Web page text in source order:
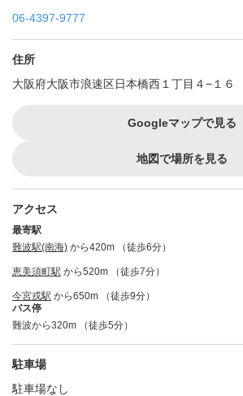
06-4397-9777
住所
大阪府大阪市浪速区日本橋西１丁目４−１６
Googleマップで見る
地図で場所を見る
アクセス
最寄駅
難波駅(南海) から420m （徒歩6分）
恵美須町駅 から520m （徒歩7分）
今宮戎駅 から650m （徒歩9分）
バス停
難波から320m （徒歩5分）
駐車場
駐車場なし